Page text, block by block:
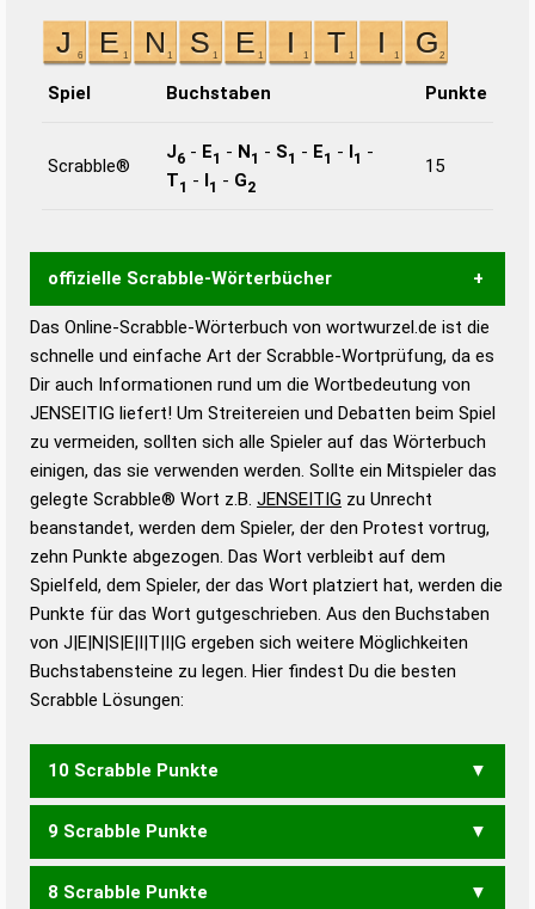
Spiel Buchstaben Punkte
Scrabble®
J6 - E1 - N1 - S1 - E1 - I1 -
T1 - I1 - G2
15
offizielle Scrabble-Wörterbücher
Wortwurzel liefert mit Hilfe eines semantischen
Wortanalyse-Algorithmus gute Anhaltspunkte zu
Wortbedeutung, Worttrennung und Wortform, um die
Gültigkeit eines Wortes für das Scrabble-Spiel zu
bestimmen!
zugelassene Turnier Scrabble-
Wörterbücher sind:
Duden – Standardwerk in 12 Bänden
Duden – Richtiges und gutes
Deutsch
Duden – Die deutsche Grammatik
Duden – Deutsches
Das Online-Scrabble-Wörterbuch von wortwurzel.de ist die
schnelle und einfache Art der Scrabble-Wortprüfung, da es
Dir auch Informationen rund um die Wortbedeutung von
JENSEITIG liefert! Um Streitereien und Debatten beim Spiel
zu vermeiden, sollten sich alle Spieler auf das Wörterbuch
einigen, das sie verwenden werden. Sollte ein Mitspieler das
gelegte Scrabble® Wort z.B. JENSEITIG zu Unrecht
beanstandet, werden dem Spieler, der den Protest vortrug,
zehn Punkte abgezogen. Das Wort verbleibt auf dem
Spielfeld, dem Spieler, der das Wort platziert hat, werden die
Punkte für das Wort gutgeschrieben. Aus den Buchstaben
von J|E|N|S|E|I|T|I|G ergeben sich weitere Möglichkeiten
Buchstabensteine zu legen. Hier findest Du die besten
Scrabble Lösungen:
10 Scrabble Punkte
JENES
9 Scrabble Punkte
JEIN JENE JETS JINS
8 Scrabble Punkte